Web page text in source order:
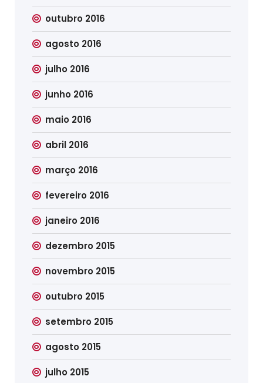
outubro 2016
agosto 2016
julho 2016
junho 2016
maio 2016
abril 2016
março 2016
fevereiro 2016
janeiro 2016
dezembro 2015
novembro 2015
outubro 2015
setembro 2015
agosto 2015
julho 2015